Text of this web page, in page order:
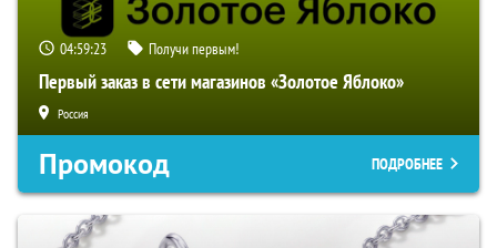
04:59:22 Получи первым!
Первый заказ в сети магазинов «Золотое Яблоко»
Россия
Промокод ПОДРОБНЕЕ